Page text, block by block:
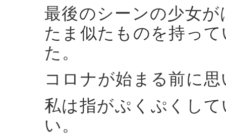
最後のシーンの少女
たま似たものを持っ
た。
コロナが始まる前に
私は指がぷくぷくし
い。